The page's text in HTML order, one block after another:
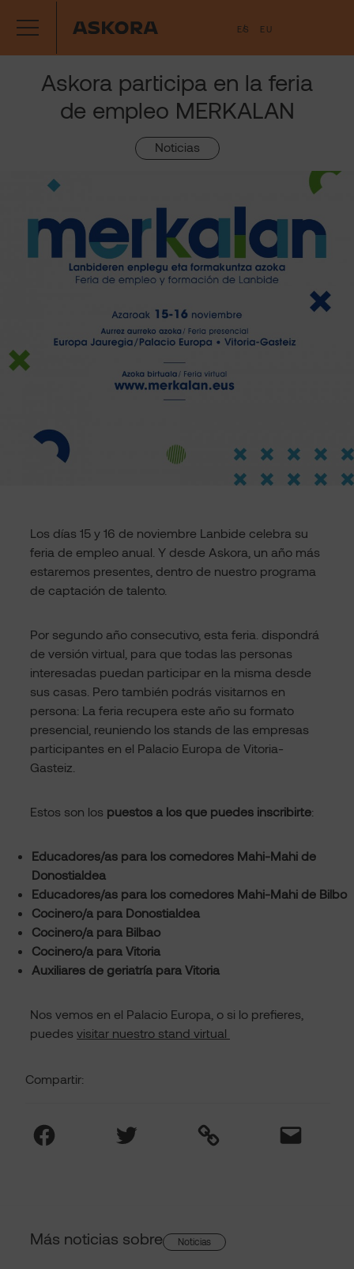
contenido
ES EU
Askora participa en la feria
de empleo MERKALAN
Noticias
Compartir:
Facebook Twitter Link Mail
Los días 15 y 16 de noviembre Lanbide celebra su
feria de empleo anual. Y desde Askora, un año más
estaremos presentes, dentro de nuestro programa
de captación de talento.
Por segundo año consecutivo, esta feria. dispondrá
de versión virtual, para que todas las personas
interesadas puedan participar en la misma desde
sus casas. Pero también podrás visitarnos en
persona: La feria recupera este año su formato
presencial, reuniendo los stands de las empresas
participantes en el Palacio Europa de Vitoria-
Gasteiz.
Estos son los puestos a los que puedes inscribirte:
Educadores/as para los comedores Mahi-Mahi de
Donostialdea
Educadores/as para los comedores Mahi-Mahi de Bilbo
Cocinero/a para Donostialdea
Cocinero/a para Bilbao
Cocinero/a para Vitoria
Auxiliares de geriatría para Vitoria
Nos vemos en el Palacio Europa, o si lo prefieres,
puedes visitar nuestro stand virtual
Más noticias sobre Noticias